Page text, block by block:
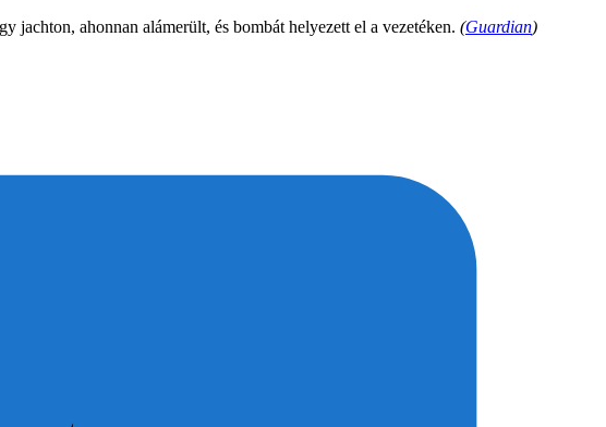
ahonnan alámerült, és bombát helyezett el a vezetéken. (Guardian)